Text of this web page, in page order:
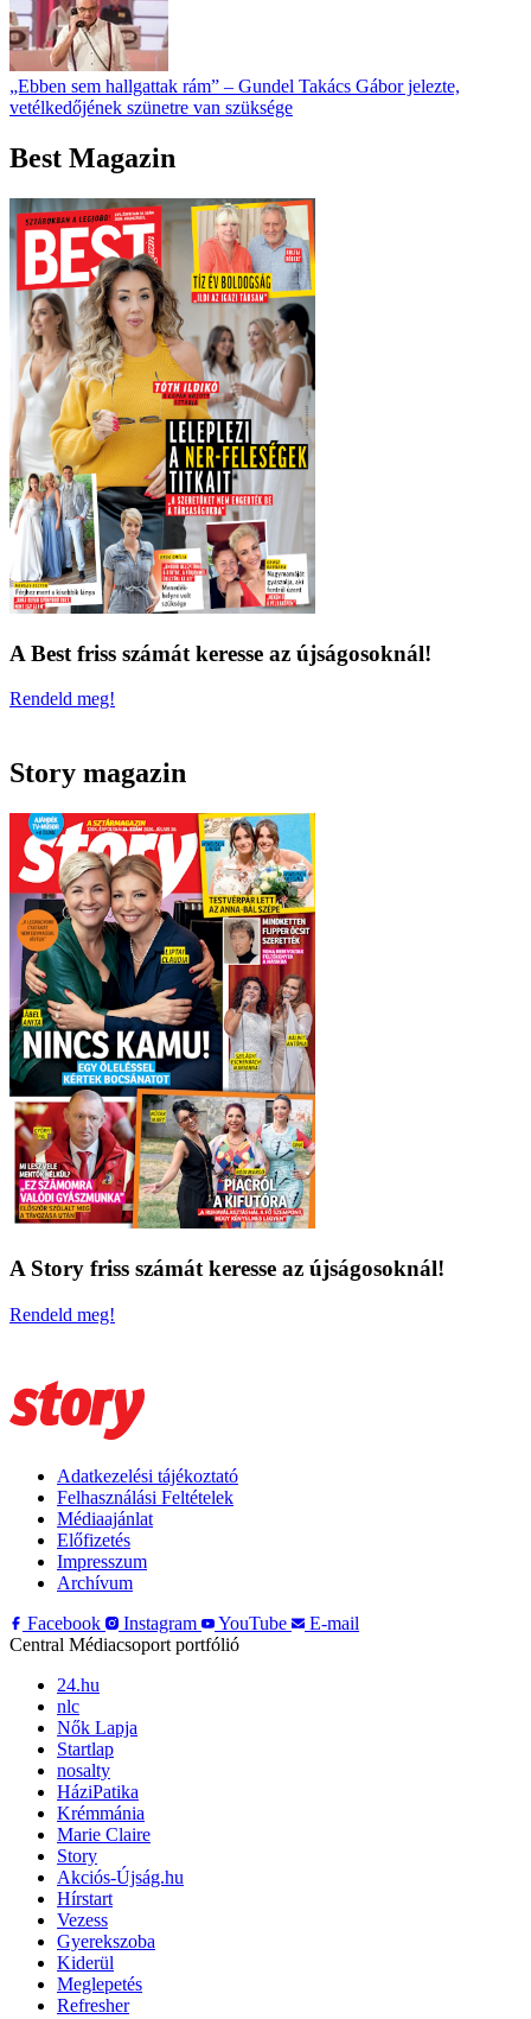
„Ebben sem hallgattak rám” – Gundel Takács Gábor jelezte,
vetélkedőjének szünetre van szüksége
Best Magazin
A Best friss számát keresse az újságosoknál!
Rendeld meg!
Story magazin
A Story friss számát keresse az újságosoknál!
Rendeld meg!
Adatkezelési tájékoztató
Felhasználási Feltételek
Médiaajánlat
Előfizetés
Impresszum
Archívum
Facebook
Instagram YouTube
E-mail
Central Médiacsoport portfólió
24.hu
nlc
Nők Lapja
Startlap
nosalty
HáziPatika
Krémmánia
Marie Claire
Story
Akciós-Újság.hu
Hírstart
Vezess
Gyerekszoba
Kiderül
Meglepetés
Refresher